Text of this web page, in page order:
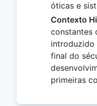
óticas e
Contexto
constantes
introduzido
final do
primeiras